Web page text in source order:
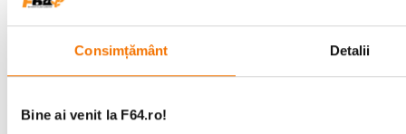
Consimțământ Detalii
Bine ai venit la F64.ro!
Comenzi si livrare